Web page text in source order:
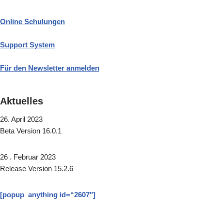
Online Schulungen
Support System
Für den Newsletter anmelden
Aktuelles
26. April 2023
Beta Version 16.0.1
26 . Februar 2023
Release Version 15.2.6
[popup_anything id=“2607″]